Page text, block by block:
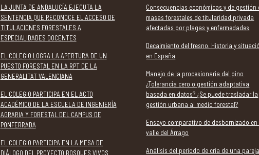
LA JUNTA DE ANDALUCÍA EJECUTA LA
SENTENCIA QUE RECONOCE EL ACCESO DE
TITULACIONES FORESTALES A
ESPECIALIDADES DOCENTES
EL COLEGIO LOGRA LA APERTURA DE UN
PUESTO FORESTAL EN LA RPT DE LA
GENERALITAT VALENCIANA
EL COLEGIO PARTICIPA EN EL ACTO
ACADÉMICO DE LA ESCUELA DE INGENIERÍA
AGRARIA Y FORESTAL DEL CAMPUS DE
PONFERRADA
EL COLEGIO PARTICIPA EN LA MESA DE
DIÁLOGO DEL PROYECTO BOSQUES VIVOS
Consecuencias económicas y de gestión
masas forestales de titularidad privada
afectadas por plagas y enfermedades
Decaimiento del fresno. Historia y
en España
Manejo de la procesionaria del pino
¿Tolerancia cero o gestión adaptativa
basada en datos? ¿Se puede trasladar la
gestión urbana al medio forestal?
Ensayo comparativo de desbornizado en
valle del Árrago
Análisis del periodo de cría de una